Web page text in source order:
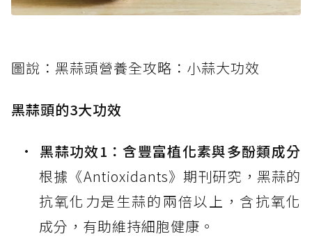
圖說：黑蒜頭營養全攻略：小蒜大功效
黑蒜頭的3大功效
黑蒜功效1：含豐富植化素與多酚類成分
根據《Antioxidants》期刊研究，黑蒜的
抗氧化力是生蒜的兩倍以上，含抗氧化
成分，有助維持細胞健康。